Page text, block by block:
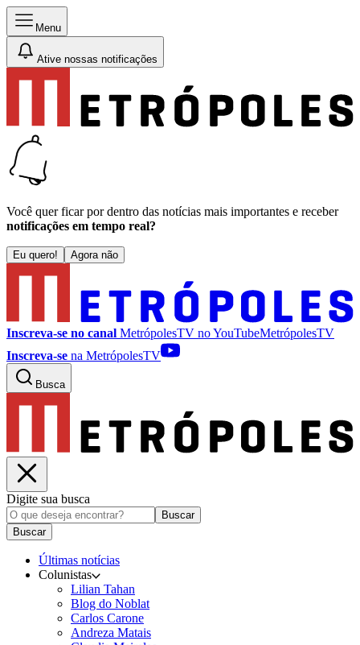
Menu
Ative nossas notificações
Você quer ficar por dentro das notícias mais importantes e receber
notificações em tempo real?
Eu quero! Agora não
Inscreva-se no canal MetrópolesTV noYouTubeMetrópolesTV
Inscreva-se na MetrópolesTV
Busca
Digite sua busca
Buscar
Buscar
Últimas notícias
Colunistas
Lilian Tahan
Blog do Noblat
Carlos Carone
Andreza Matais